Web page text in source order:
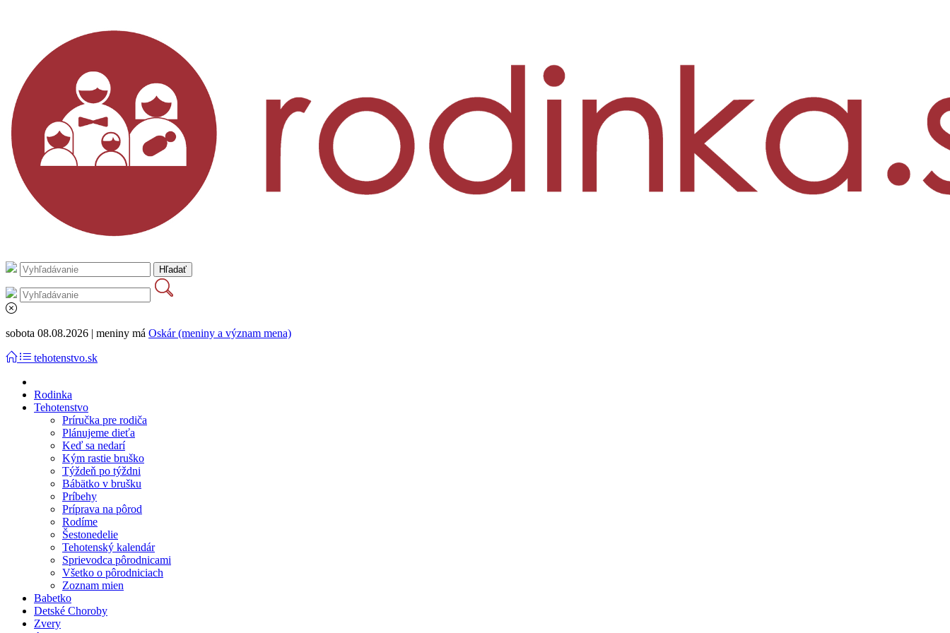
sobota 08.08.2026 | meniny má Oskár (meniny a význam mena)
tehotenstvo.sk
Rodinka
Tehotenstvo
Príručka pre rodiča
Plánujeme dieťa
Keď sa nedarí
Kým rastie bruško
Týždeň po týždni
Bábätko v brušku
Príbehy
Príprava na pôrod
Rodíme
Šestonedelie
Tehotenský kalendár
Sprievodca pôrodnicami
Všetko o pôrodniciach
Zoznam mien
Babetko
Detské Choroby
Zvery